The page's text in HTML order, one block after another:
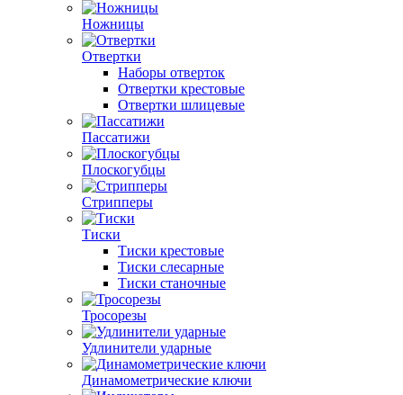
Ножницы
Отвертки
Наборы отверток
Отвертки крестовые
Отвертки шлицевые
Пассатижи
Плоскогубцы
Стрипперы
Тиски
Тиски крестовые
Тиски слесарные
Тиски станочные
Тросорезы
Удлинители ударные
Динамометрические ключи